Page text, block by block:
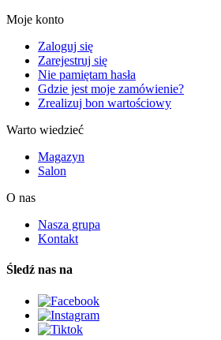
Moje konto
Zaloguj się
Zarejestruj się
Nie pamiętam hasła
Gdzie jest moje zamówienie?
Zrealizuj bon wartościowy
Warto wiedzieć
Magazyn
Salon
O nas
Nasza grupa
Kontakt
Śledź nas na